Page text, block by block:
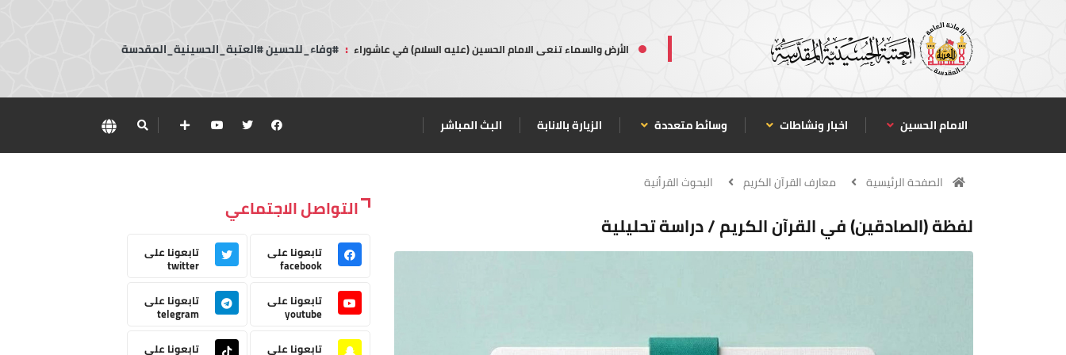
الأرض والسماء تنعى الامام الحسين (عليه السلام) في عاشوراء : #وفاء_للحسين #العتبة_الحسينية_المقدسة
الامام الحسين اخبار ونشاطات وسائط متعددة الزيارة بالانابة البث المباشر
الصفحة الرئيسية معارف القرآن الكريم البحوث القرأنية
لفظة (الصادقين) في القرآن الكريم / دراسة تحليلية
التواصل الاجتماعي
تابعونا على
facebook
تابعونا على
twitter
تابعونا على
youtube
تابعونا على
telegram
تابعونا على
تابعونا على